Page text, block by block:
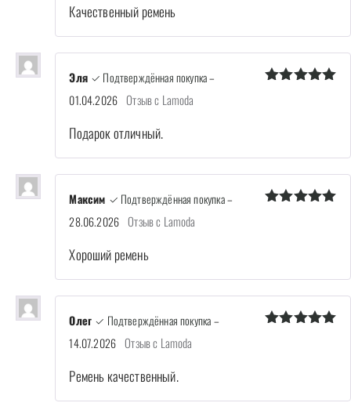
Качественный ремень
Эля ✓ Подтверждённая покупка–
01.04.2026 Отзыв с Lamoda
Подарок отличный.
Максим ✓ Подтверждённая покупка–
28.06.2026 Отзыв с Lamoda
Хороший ремень
Олег ✓ Подтверждённая покупка–
14.07.2026 Отзыв с Lamoda
Ремень качественный.